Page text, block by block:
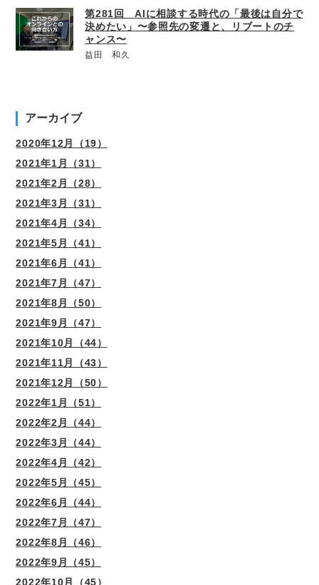
第281回 AIに相談する時代の「最後は自分で
決めたい」〜参照先の変遷と、リブートのチ
ャンス〜
益田 和久
アーカイブ
2020年12月（19）
2021年1月（31）
2021年2月（28）
2021年3月（31）
2021年4月（34）
2021年5月（41）
2021年6月（41）
2021年7月（47）
2021年8月（50）
2021年9月（47）
2021年10月（44）
2021年11月（43）
2021年12月（50）
2022年1月（51）
2022年2月（44）
2022年3月（44）
2022年4月（42）
2022年5月（45）
2022年6月（44）
2022年7月（47）
2022年8月（46）
2022年9月（45）
2022年10月（45）